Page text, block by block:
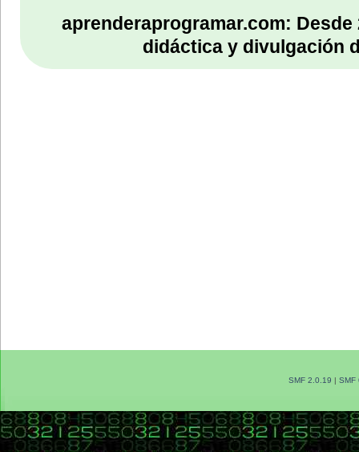
aprenderaprogramar.com:
didáctica y divulgación
SMF 2.0.19 | SMF